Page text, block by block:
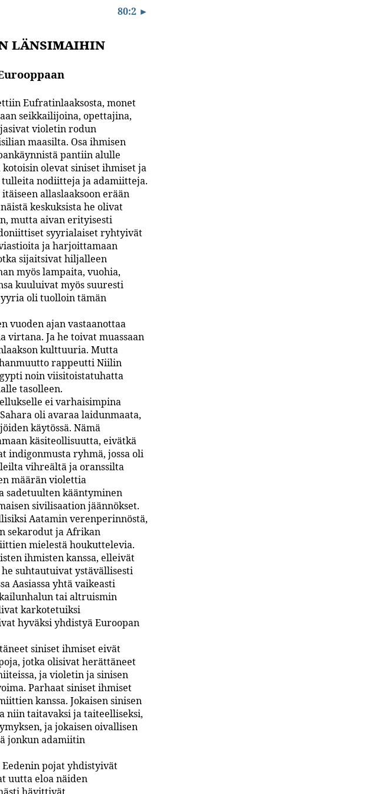
80:2 ►
länsimaihin
Eufratinlaaksosta, monet
seikkailijoina, opettajina,
violetin rodun
maasilta. Osa ihmisen
pantiin alulle
olevat siniset ihmiset ja
tulleita nodiitteja ja adamiitteja.
allaslaaksoon erään
keskuksista he olivat
mutta aivan erityisesti
syyrialaiset ryhtyivät
ja harjoittamaan
sijaitsivat hiljalleen
myös lampaita, vuohia,
kuuluivat myös suuresti
oli tuolloin tämän
vuoden ajan vastaanottaa
virtana. Ja he toivat muassaan
kulttuuria. Mutta
rappeutti Niilin
noin viisitoistatuhatta
tasolleen.
ei varhaisimpina
oli avaraa laidunmaata,
käytössä. Nämä
käsiteollisuutta, eivätkä
indigonmusta ryhmä, jossa oli
vihreältä ja oranssilta
määrän violettia
sadetuulten kääntyminen
sivilisaation jäännökset.
Aatamin verenperinnöstä,
sekarodut ja Afrikan
mielestä houkuttelevia.
ihmisten kanssa, elleivät
suhtautuivat ystävällisesti
Aasiassa yhtä vaikeasti
tai altruismin
karkotetuiksi
hyväksi yhdistyä Euroopan
siniset ihmiset eivät
jotka olisivat herättäneet
ja violetin ja sinisen
Parhaat siniset ihmiset
kanssa. Jokaisen sinisen
niin taitavaksi ja taiteelliseksi,
ja jokaisen oivallisen
jonkun adamiitin
pojat yhdistyivät
uutta eloa näiden